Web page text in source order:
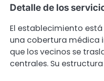
Detalle de los
El establecimiento
una cobertura médica
que los vecinos se
centrales. Su